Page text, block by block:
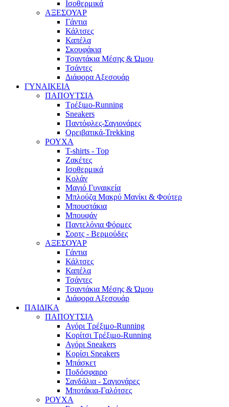
Ισοθερμικά
ΑΞΕΣΟΥΑΡ
Γάντια
Κάλτσες
Καπέλα
Σκουφάκια
Τσαντάκια Μέσης & Ώμου
Τσάντες
Διάφορα Αξεσουάρ
ΓΥΝΑΙΚΕΙΑ
ΠΑΠΟΥΤΣΙΑ
Τρέξιμο-Running
Sneakers
Παντόφλες-Σαγιονάρες
Ορειβατικά-Trekking
ΡΟΥΧΑ
T-shirts - Top
Ζακέτες
Ισοθερμικά
Κολάν
Μαγιό Γυναικεία
Μπλούζα Μακρύ Μανίκι & Φούτερ
Μπουστάκια
Μπουφάν
Παντελόνια Φόρμες
Σορτς - Βερμούδες
ΑΞΕΣΟΥΑΡ
Γάντια
Κάλτσες
Καπέλα
Τσάντες
Τσαντάκια Μέσης & Ώμου
Διάφορα Αξεσουάρ
ΠΑΙΔΙΚΑ
ΠΑΠΟΥΤΣΙΑ
Αγόρι Τρέξιμο-Running
Κορίτσι Τρέξιμο-Running
Αγόρι Sneakers
Κορίσι Sneakers
Μπάσκετ
Ποδόσφαιρο
Σανδάλια - Σαγιονάρες
Μποτάκια-Γαλότσες
ΡΟΥΧΑ